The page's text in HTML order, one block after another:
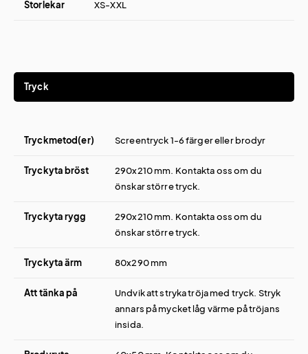
Storlekar XS-XXL
Tryck
Tryckmetod(er) Screentryck 1-6 färger eller brodyr
Tryckyta bröst
290x210 mm. Kontakta oss om du
önskar större tryck.
Tryckyta rygg
290x210 mm. Kontakta oss om du
önskar större tryck.
Tryckyta ärm 80x290 mm
Att tänka på
Undvik att stryka tröja med tryck. Stryk
annars på mycket låg värme på tröjans
insida.